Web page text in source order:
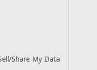
Share My Data